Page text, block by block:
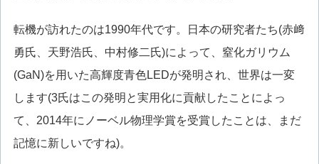
転機が訪れたのは1990年代です。日本の研究者たち(赤﨑
勇氏、天野浩氏、中村修二氏)によって、窒化ガリウム
(GaN)を用いた高輝度青色LEDが発明され、世界は一変
します(3氏はこの発明と実用化に貢献したことによっ
て、2014年にノーベル物理学賞を受賞したことは、まだ
記憶に新しいですね)。